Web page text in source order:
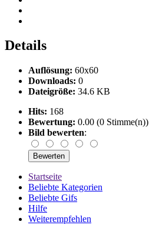
Details
Auflösung: 60x60
Downloads: 0
Dateigröße: 34.6 KB
Hits: 168
Bewertung: 0.00 (0 Stimme(n))
Bild bewerten:
Startseite
Beliebte Kategorien
Beliebte Gifs
Hilfe
Weiterempfehlen